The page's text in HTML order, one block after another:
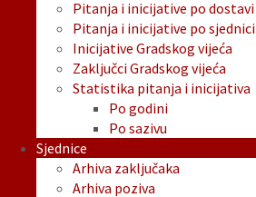
Pitanja i inicijative po dostavi
Pitanja i inicijative po sjednici
Inicijative Gradskog vijeća
Zaključci Gradskog vijeća
Statistika pitanja i inicijativa
Po godini
Po sazivu
Sjednice
Arhiva zaključaka
Arhiva poziva